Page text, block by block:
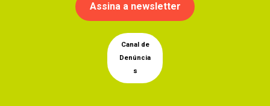
Assina a newsletter
Canal de
Denúncia
s